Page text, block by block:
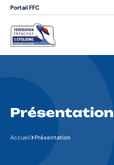
Portail FFC
Présentation
Accueil Présentation